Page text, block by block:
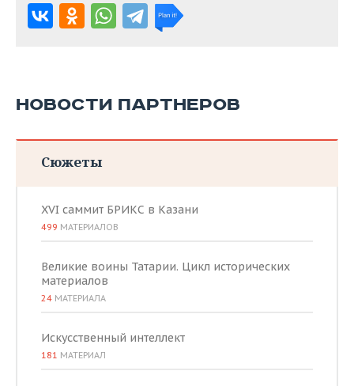
НОВОСТИ ПАРТНЕРОВ
Сюжеты
XVI саммит БРИКС в Казани
499 МАТЕРИАЛОВ
Великие воины Татарии. Цикл исторических
материалов
24 МАТЕРИАЛА
Искусственный интеллект
181 МАТЕРИАЛ